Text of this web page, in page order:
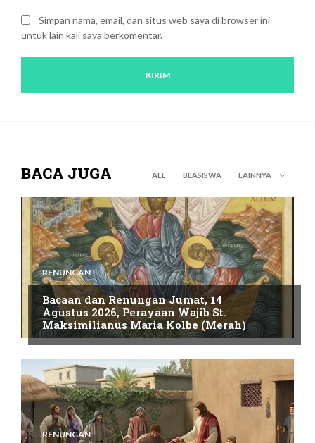
Simpan nama, email, dan situs web saya di browser ini
untuk lain kali saya berkomentar.
BACA JUGA ALL BEASISWA LAINNYA
RENUNGAN
Bacaan dan Renungan Jumat, 14
Agustus 2026, Perayaan Wajib St.
Maksimilianus Maria Kolbe (Merah)
RENUNGAN